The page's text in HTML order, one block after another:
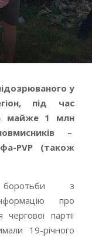
у
під час
майже 1 млн
–
PVP (також
боротьби з
про
партії
19-річного